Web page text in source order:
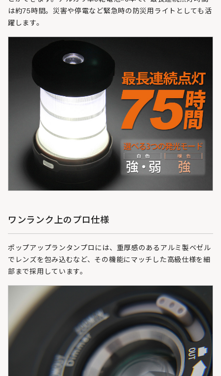
は約75時間。災害や停電など緊急時の防災用ライトとしても活
躍します。
ワンランク上のプロ仕様
ポップアップランタンプロには、重厚感のあるアルミ製ベゼル
でレンズを包み込むなど、その機能にマッチした高級仕様を細
部まで採用しています。